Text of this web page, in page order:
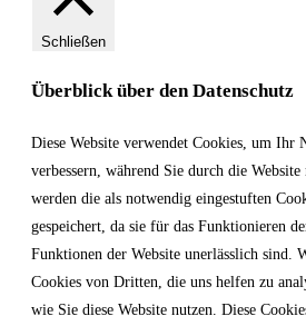
Schließen
Überblick über den Datenschutz
Diese Website verwendet Cookies, um Ihr
verbessern, während Sie durch die
werden die als notwendig eingestuften
gespeichert, da sie für das Funktionieren
Funktionen der Website unerlässlich sind.
Cookies von Dritten, die uns helfen zu
wie Sie diese Website nutzen. Diese